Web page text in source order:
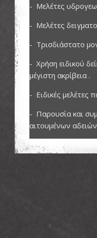
- Μελέτες
- Μελέτες
- Τρισδιάστατο
- Χρήση ειδικού
μέγιστη ακρίβεια .
- Ειδικές μελέτες
- Παρουσία και
αιτουμένων